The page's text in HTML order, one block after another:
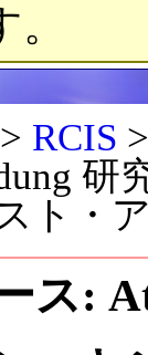
> RCIS
研
ト・
ス: